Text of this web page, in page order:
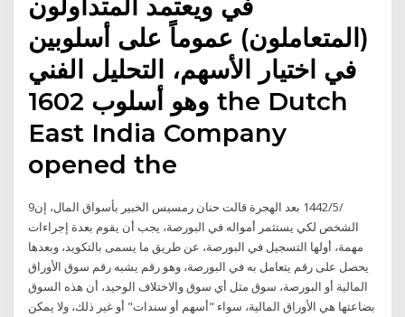
في ويعتمد المتداولون
(المتعاملون) عموماً على أسلوبين
في اختيار الأسهم، التحليل الفني
وهو أسلوب 1602 the Dutch
East India Company
opened the
9‏‏/5‏‏/1442 بعد الهجرة قالت حنان رمسيس الخبير بأسواق المال، إن
الشخص لكي يستثمر أمواله في البورصة، يجب أن يقوم بعدة إجراءات
مهمة، أولها التسجيل في البورصة، عن طريق ما يسمى بالتكويد، وبعدها
يحصل على رقم يتعامل به في البورصة، وهو رقم يشبه رقم سوق الأوراق
المالية أو البورصة، سوق مثل أي سوق والاختلاف الوحيد، أن هذه السوق
بضاعتها هي الأوراق المالية، سواء "أسهم أو سندات" أو غير ذلك، ولا يمكن